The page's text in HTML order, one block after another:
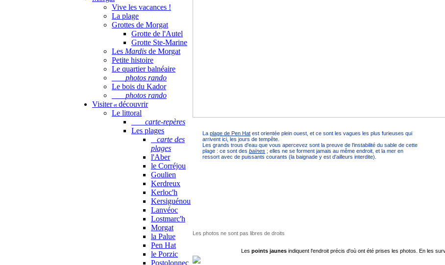
Vive les vacances !
La plage
Grottes de Morgat
Grotte de l'Autel
Grotte Ste-Marine
Les Mardis de Morgat
Petite histoire
Le quartier balnéaire
photos rando
Le bois du Kador
photos rando
Visiteret découvrir
Le littoral
carte-repères
Les plages
carte des
plages
l'Aber
le Corréjou
Goulien
Kerdreux
Kerloc'h
Kersiguénou
Lanvéoc
Lostmarc'h
Morgat
la Palue
Pen Hat
le Porzic
Postolonnec
La plage de Pen Hat est orientée plein ouest, et ce sont les vagues les plus furieuses qui
arrivent ici, les jours de tempête.
Les grands trous d'eau que vous apercevez sont la preuve de l'instabilité du sable de cette
plage : ce sont des baïnes ; elles ne se forment jamais au même endroit, et la mer en
ressort avec de puissants courants (la baignade y est d'ailleurs interdite).
Les photos ne sont pas libres de droits
Les points jaunes indiquent l'endroit précis d'où ont été prises les photos. En les